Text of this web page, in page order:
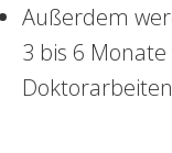
Außerdem
3 bis 6